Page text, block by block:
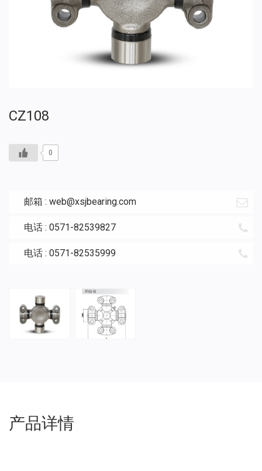
CZ108
0
邮箱 : web@xsjbearing.com
电话 : 0571-82539827
电话 : 0571-82535999
产品详情